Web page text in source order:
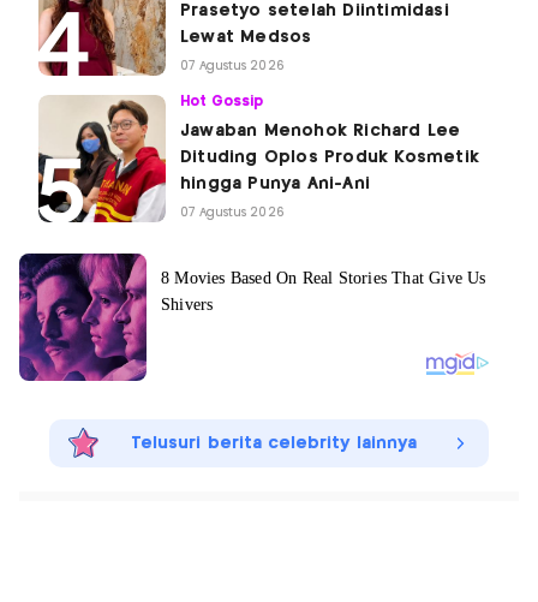
Prasetyo setelah Diintimidasi
Lewat Medsos
07 Agustus 2026
Hot Gossip
Jawaban Menohok Richard Lee
Dituding Oplos Produk Kosmetik
hingga Punya Ani-Ani
07 Agustus 2026
Telusuri berita celebrity lainnya